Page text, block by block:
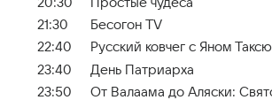
21:30
Бесогон TV
22:40
Русский ковчег с Яном
23:40
День Патриарха
23:50
От Валаама до Аляски: